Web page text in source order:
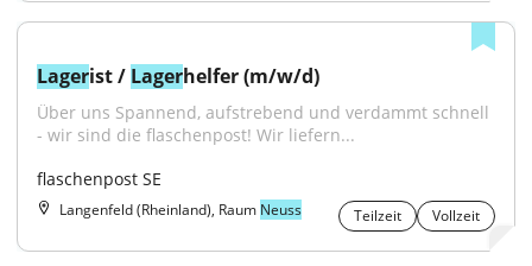
Lagerist / Lagerhelfer (m/w/d)
Über uns Spannend, aufstrebend und verdammt schnell
- wir sind die flaschenpost! Wir liefern...
flaschenpost SE
Langenfeld (Rheinland), Raum Neuss Teilzeit Vollzeit